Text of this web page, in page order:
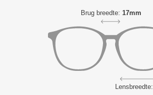
Brug breedte: 17mm
Lensbreedte: